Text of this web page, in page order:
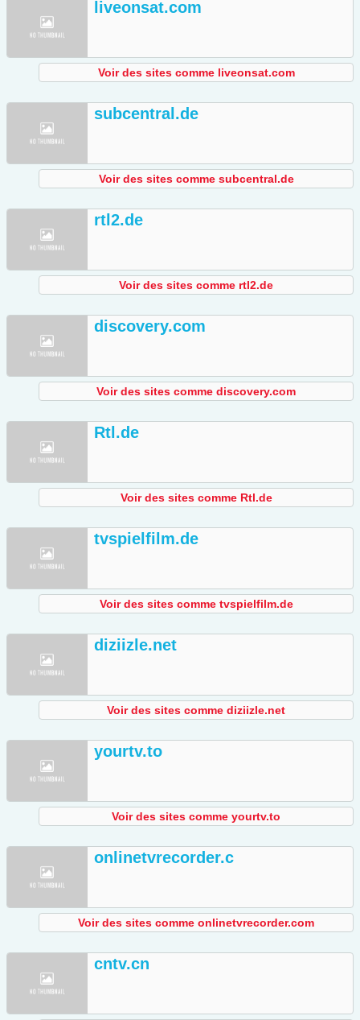
liveonsat.com
Voir des sites comme liveonsat.com
subcentral.de
Voir des sites comme subcentral.de
rtl2.de
Voir des sites comme rtl2.de
discovery.com
Voir des sites comme discovery.com
Rtl.de
Voir des sites comme Rtl.de
tvspielfilm.de
Voir des sites comme tvspielfilm.de
diziizle.net
Voir des sites comme diziizle.net
yourtv.to
Voir des sites comme yourtv.to
onlinetvrecorder.c
Voir des sites comme onlinetvrecorder.com
cntv.cn